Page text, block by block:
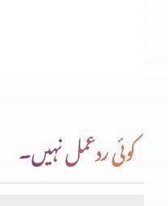
اپنے خاندان کے لیے لڑائی
کوئی ردعمل نہیں۔